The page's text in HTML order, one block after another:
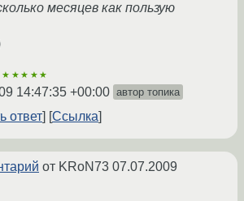
месяцев как пользую
★★★★★
14:47:35 +00:00 автор топика
ответ Ссылка
от KRoN73 07.07.2009